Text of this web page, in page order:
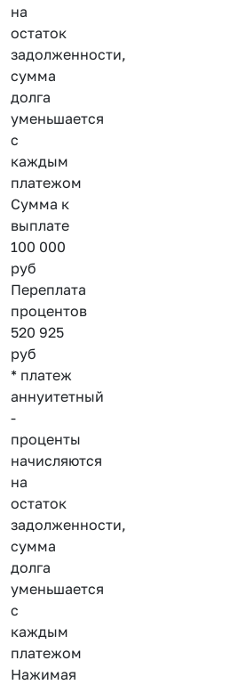
на
остаток
задолженности,
сумма
долга
уменьшается
с
каждым
платежом
Сумма к
выплате
100 000
руб
Переплата
процентов
520 925
руб
* платеж
аннуитетный
-
проценты
начисляются
на
остаток
задолженности,
сумма
долга
уменьшается
с
каждым
платежом
Нажимая